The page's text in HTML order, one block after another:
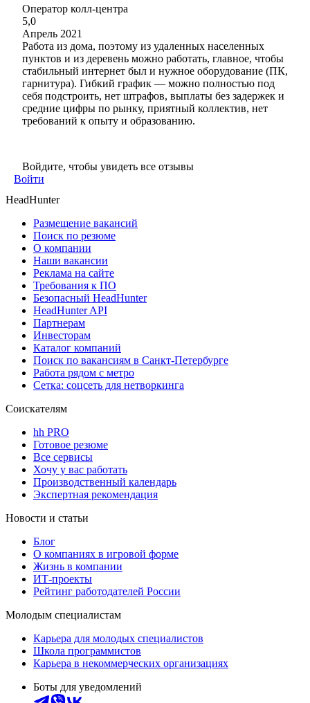
Оператор колл-центра
5,0
Апрель 2021
Работа из дома, поэтому из удаленных населенных
пунктов и из деревень можно работать, главное, чтобы
стабильный интернет был и нужное оборудование (ПК,
гарнитура). Гибкий график — можно полностью под
себя подстроить, нет штрафов, выплаты без задержек и
средние цифры по рынку, приятный коллектив, нет
требований к опыту и образованию.
Войдите, чтобы увидеть все отзывы
Войти
HeadHunter
Размещение вакансий
Поиск по резюме
О компании
Наши вакансии
Реклама на сайте
Требования к ПО
Безопасный HeadHunter
HeadHunter API
Партнерам
Инвесторам
Каталог компаний
Поиск по вакансиям в Санкт-Петербурге
Работа рядом с метро
Сетка: соцсеть для нетворкинга
Соискателям
hh PRO
Готовое резюме
Все сервисы
Хочу у вас работать
Производственный календарь
Экспертная рекомендация
Новости и статьи
Блог
О компаниях в игровой форме
Жизнь в компании
ИТ-проекты
Рейтинг работодателей России
Молодым специалистам
Карьера для молодых специалистов
Школа программистов
Карьера в некоммерческих организациях
Боты для уведомлений